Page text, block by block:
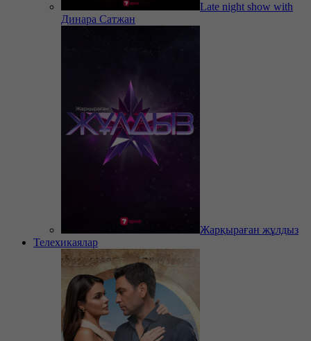
Late night show with
Динара Сатжан
Жарқыраған жұлдыз
Телехикаялар